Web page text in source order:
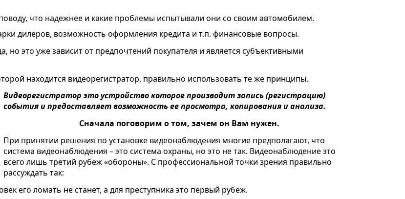
что надежнее и какие проблемы испытывали они со своим автомобилем.
дилеров, возможность оформления кредита и т.п. финансовые вопросы.
но это уже зависит от предпочтений покупателя и является субъективными
находится видеорегистратор, правильно использовать те же принципы.
Видеорегистратор это устройство которое производит запись (регистрацию)
события и предоставляет возможность ее просмотра, копирования и анализа.
Сначала поговорим о том, зачем он Вам нужен.
При принятии решения по установке видеонаблюдения многие предполагают, что
система видеонаблюдения – это система охраны, но это не так. Видеонаблюдение это
всего лишь третий рубеж «обороны». С профессиональной точки зрения правильно
рассуждать так:
его ломать не станет, а для преступника это первый рубеж.